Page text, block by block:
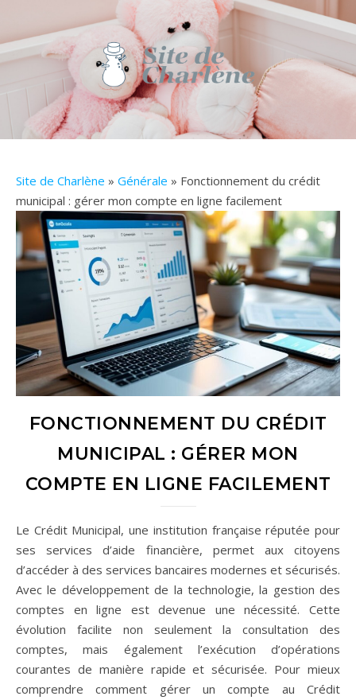
Site de Charlène » Générale » Fonctionnement du crédit
municipal : gérer mon compte en ligne facilement
FONCTIONNEMENT DU CRÉDIT
MUNICIPAL : GÉRER MON
COMPTE EN LIGNE FACILEMENT
Le Crédit Municipal, une institution française réputée pour
ses services d’aide financière, permet aux citoyens
d’accéder à des services bancaires modernes et sécurisés.
Avec le développement de la technologie, la gestion des
comptes en ligne est devenue une nécessité. Cette
évolution facilite non seulement la consultation des
comptes, mais également l’exécution d’opérations
courantes de manière rapide et sécurisée. Pour mieux
comprendre comment gérer un compte au Crédit